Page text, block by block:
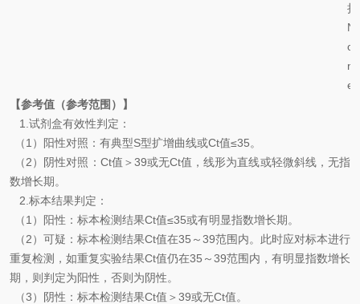
择
N
o
n
e
【参考值（参考范围）】
1. 试剂盒有效性判定：
（1 ）阳性对照：有典型S型扩增曲线或Ct值≤35。
（2）阴性对照： Ct值＞ 39或无Ct值，线形为直线或轻微斜线，无指
数增长期。
2. 标本结果判定：
（1 ） 阳性：标本检测结果Ct值≤35或有明显指数增长期。
（2）可疑： 标本检测结果Ct值在35 ～39范围内。此时应对标本进行
重复检测，如重复实验结果Ct值仍在35 ～39范围内，有明显指数增长
期，则判定为阳性，否则为阴性。
（3）阴性：标本检测结果Ct值＞ 39或无Ct值。